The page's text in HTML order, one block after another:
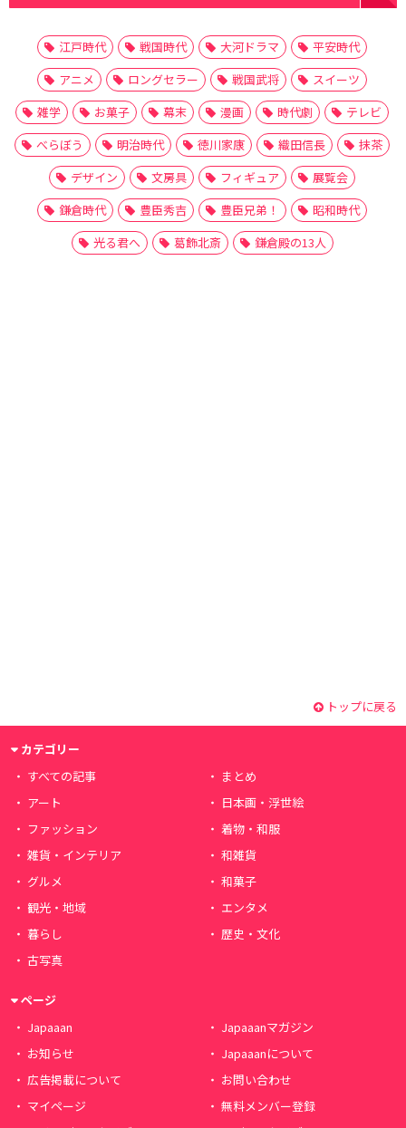
江戸時代 戦国時代 大河ドラマ
平安時代
アニメ
ロングセラー 戦国武将
スイーツ
雑学
お菓子 幕末 漫画 時代劇
テレビ
べらぼう
明治時代 徳川家康 織田信長
抹茶
デザイン
文房具 フィギュア
展覧会
鎌倉時代
豊臣秀吉 豊臣兄弟！
昭和時代
光る君へ
葛飾北斎 鎌倉殿の13人
トップに戻る
カテゴリー
すべての記事
まとめ
アート
日本画・浮世絵
ファッション
着物・和服
雑貨・インテリア
和雑貨
グルメ
和菓子
観光・地域
エンタメ
暮らし
歴史・文化
古写真
ページ
Japaaan
Japaaanマガジン
お知らせ
Japaaanについて
広告掲載について
お問い合わせ
マイページ
無料メンバー登録